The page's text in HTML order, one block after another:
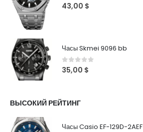
0 out of 5
43,00 $
Часы Skmei 9096 bb
0out of 5
35,00 $
ВЫСОКИЙ РЕЙТИНГ
Часы Casio EF-129D-2AEF